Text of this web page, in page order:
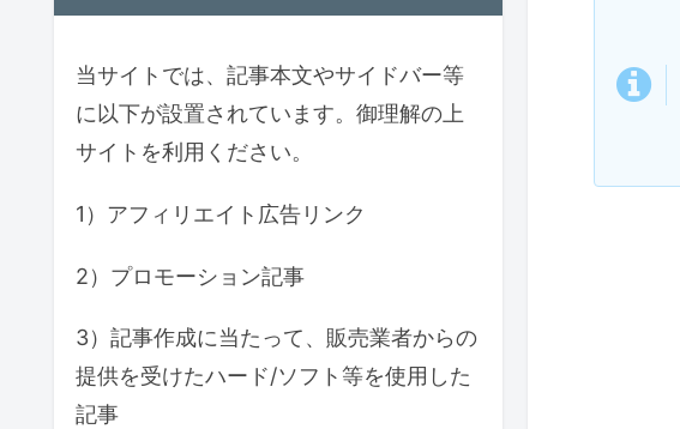
当サイトでは、記事本文やサイドバー等
に以下が設置されています。御理解の上
サイトを利用ください。
1）アフィリエイト広告リンク
2）プロモーション記事
3）記事作成に当たって、販売業者からの
提供を受けたハード/ソフト等を使用した
記事